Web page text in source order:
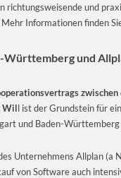
richtungsweisende und
Informationen finden
Württemberg und
Will ist der Grundstein für
und Baden-
Unternehmens Allplan
von Software auch